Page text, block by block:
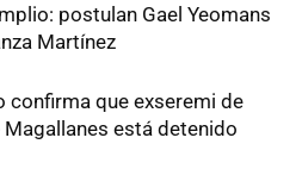
postulan Gael Yeomans
Martínez
confirma que exseremi de
Magallanes está detenido